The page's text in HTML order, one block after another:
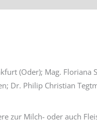
(Oder); Mag. Floriana
Dr. Philip Christian
zur Milch- oder auch